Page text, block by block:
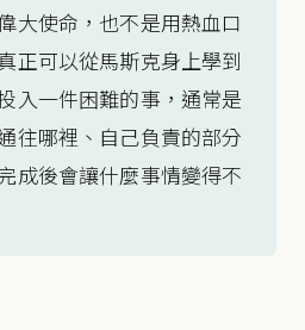
大使命，也不是用熱血口
正可以從馬斯克身上學到
入一件困難的事，通常是
往哪裡、自己負責的部分
成後會讓什麼事情變得不